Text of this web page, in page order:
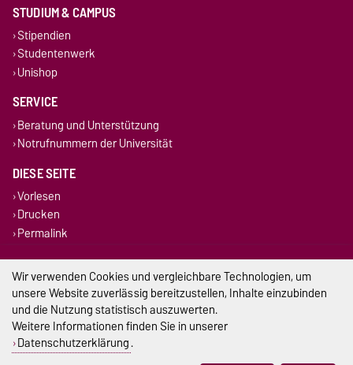
STUDIUM & CAMPUS
Stipendien
Studentenwerk
Unishop
SERVICE
Beratung und Unterstützung
Notrufnummern der Universität
DIESE SEITE
Vorlesen
Drucken
Permalink
Impressum
Datenschutz
Barrierefreiheit
Wir verwenden Cookies und vergleichbare Technologien, um
unsere Website zuverlässig bereitzustellen, Inhalte einzubinden
und die Nutzung statistisch auszuwerten.
Weitere Informationen finden Sie in unserer
Datenschutzerklärung.